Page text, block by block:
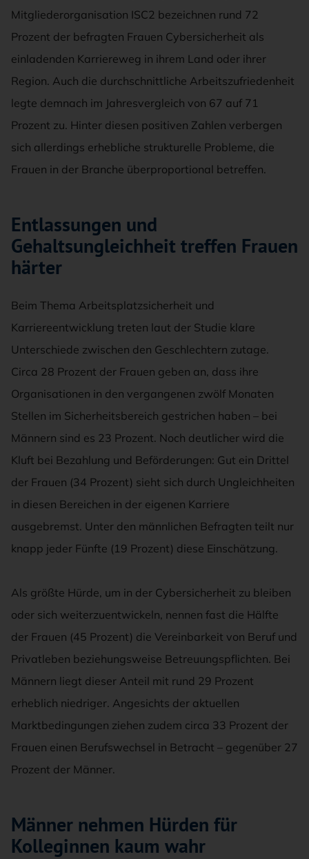
Mitgliederorganisation ISC2 bezeichnen rund 72
Prozent der befragten Frauen Cybersicherheit als
einladenden Karriereweg in ihrem Land oder ihrer
Region. Auch die durchschnittliche Arbeitszufriedenheit
legte demnach im Jahresvergleich von 67 auf 71
Prozent zu. Hinter diesen positiven Zahlen verbergen
sich allerdings erhebliche strukturelle Probleme, die
Frauen in der Branche überproportional betreffen.
Entlassungen und
Gehaltsungleichheit treffen Frauen
härter
Beim Thema Arbeitsplatzsicherheit und
Karriereentwicklung treten laut der Studie klare
Unterschiede zwischen den Geschlechtern zutage.
Circa 28 Prozent der Frauen geben an, dass ihre
Organisationen in den vergangenen zwölf Monaten
Stellen im Sicherheitsbereich gestrichen haben – bei
Männern sind es 23 Prozent. Noch deutlicher wird die
Kluft bei Bezahlung und Beförderungen: Gut ein Drittel
der Frauen (34 Prozent) sieht sich durch Ungleichheiten
in diesen Bereichen in der eigenen Karriere
ausgebremst. Unter den männlichen Befragten teilt nur
knapp jeder Fünfte (19 Prozent) diese Einschätzung.
Als größte Hürde, um in der Cybersicherheit zu bleiben
oder sich weiterzuentwickeln, nennen fast die Hälfte
der Frauen (45 Prozent) die Vereinbarkeit von Beruf und
Privatleben beziehungsweise Betreuungspflichten. Bei
Männern liegt dieser Anteil mit rund 29 Prozent
erheblich niedriger. Angesichts der aktuellen
Marktbedingungen ziehen zudem circa 33 Prozent der
Frauen einen Berufswechsel in Betracht – gegenüber 27
Prozent der Männer.
Männer nehmen Hürden für
Kolleginnen kaum wahr